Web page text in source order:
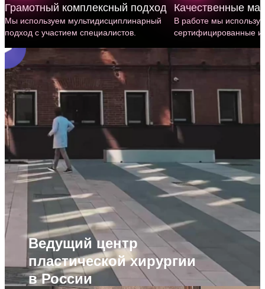
Грамотный комплексный подход
Мы используем мульти­дисциплинарный
подход с участием специалистов.
Качественные
В работе мы
сертифицированные
Ведущий центр
пластической хирургии
в России